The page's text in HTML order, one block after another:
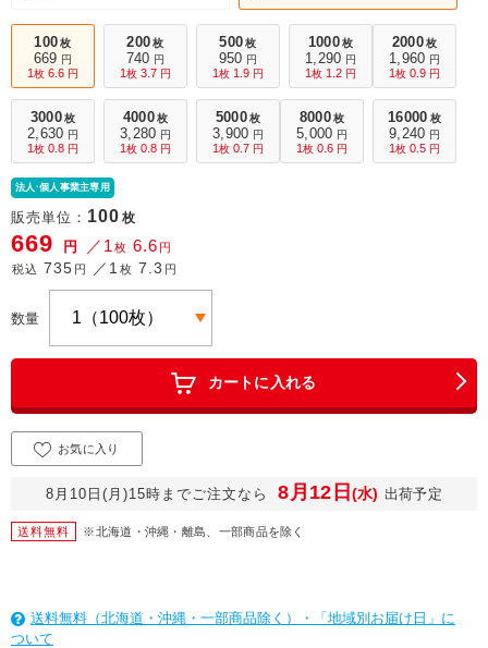
100 枚
669 円
1枚 6.6 円
200 枚
740 円
1枚 3.7 円
500 枚
950 円
1枚 1.9 円
1000枚
1,290 円
1枚 1.2 円
2000枚
1,960 円
1枚 0.9 円
3000枚
2,630 円
1枚 0.8 円
4000枚
3,280 円
1枚 0.8 円
5000枚
3,900 円
1枚 0.7 円
8000枚
5,000 円
1枚 0.6 円
16000 枚
9,240 円
1枚 0.5 円
法人·個人事業主専用
販売単位： 100 枚
669 円 ／1 枚 6.6 円
税込 735 円 ／1 枚 7.3 円
数量
カートに入れる
8月10日(月)15時までご注文なら 8月12日 (水) 出荷予定
お気に入り
送料無料 ※北海道・沖縄・離島、一部商品を除く
送料無料（北海道・沖縄・一部商品除く）・「地域別お届け日」に
ついて